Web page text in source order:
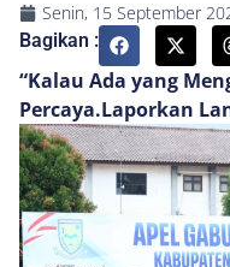
Senin, 15 September
Bagikan :
“Kalau Ada yang
Percaya.Laporkan